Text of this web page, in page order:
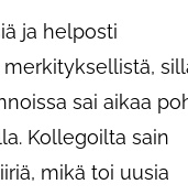
ja helposti
sai aikaa
Kollegoilta sain
mikä toi uusia